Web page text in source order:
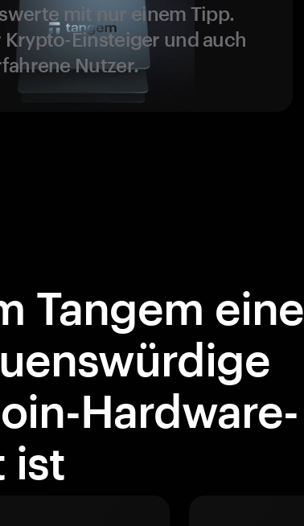
mit nur einem Tipp.
Einsteiger und auch
Nutzer.
Tangem eine
Hardware-
ist